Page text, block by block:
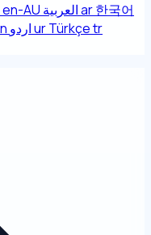
en-AU العربيةar한국어
اردوurTürkçetr